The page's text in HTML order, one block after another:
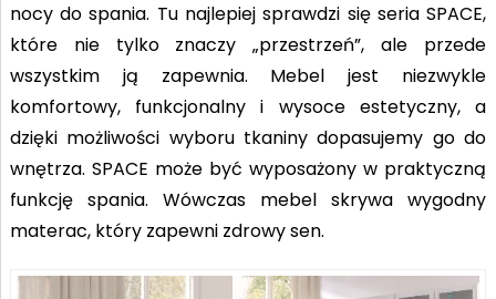
nocy do spania. Tu najlepiej sprawdzi się seria SPACE,
które nie tylko znaczy „przestrzeń”, ale przede
wszystkim ją zapewnia. Mebel jest niezwykle
komfortowy, funkcjonalny i wysoce estetyczny, a
dzięki możliwości wyboru tkaniny dopasujemy go do
wnętrza. SPACE może być wyposażony w praktyczną
funkcję spania. Wówczas mebel skrywa wygodny
materac, który zapewni zdrowy sen.